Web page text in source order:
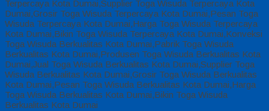
Terpercaya Kota Dumai,Supplier Toga Wisuda Terpercaya Kota
Dumai,Grosir Toga Wisuda Terpercaya Kota Dumai,Pesan Toga
Wisuda Terpercaya Kota Dumai,Harga Toga Wisuda Terpercaya
Kota Dumai,Bikin Toga Wisuda Terpercaya Kota Dumai,Konveksi
Toga Wisuda Berkualitas Kota Dumai,Pabrik Toga Wisuda
Berkualitas Kota Dumai,Produsen Toga Wisuda Berkualitas Kota
Dumai,Jual Toga Wisuda Berkualitas Kota Dumai,Supplier Toga
Wisuda Berkualitas Kota Dumai,Grosir Toga Wisuda Berkualitas
Kota Dumai,Pesan Toga Wisuda Berkualitas Kota Dumai,Harga
Toga Wisuda Berkualitas Kota Dumai,Bikin Toga Wisuda
Berkualitas Kota Dumai